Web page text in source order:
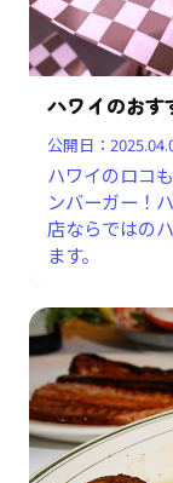
ハワイのおす
公開日：
ハワイのロコ
ンバーガー！
店ならではの
ます。